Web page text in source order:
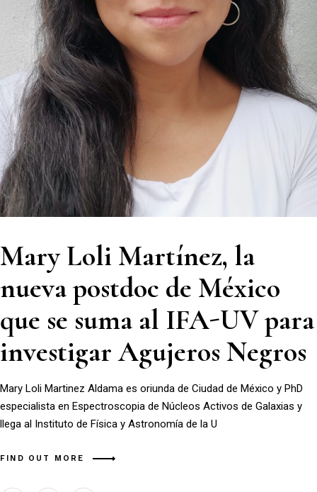
Mary Loli Martínez, la
nueva postdoc de México
que se suma al IFA-UV para
investigar Agujeros Negros
Mary Loli Martinez Aldama es oriunda de Ciudad de México y PhD
especialista en Espectroscopia de Núcleos Activos de Galaxias y
llega al Instituto de Física y Astronomía de la U
FIND OUT MORE